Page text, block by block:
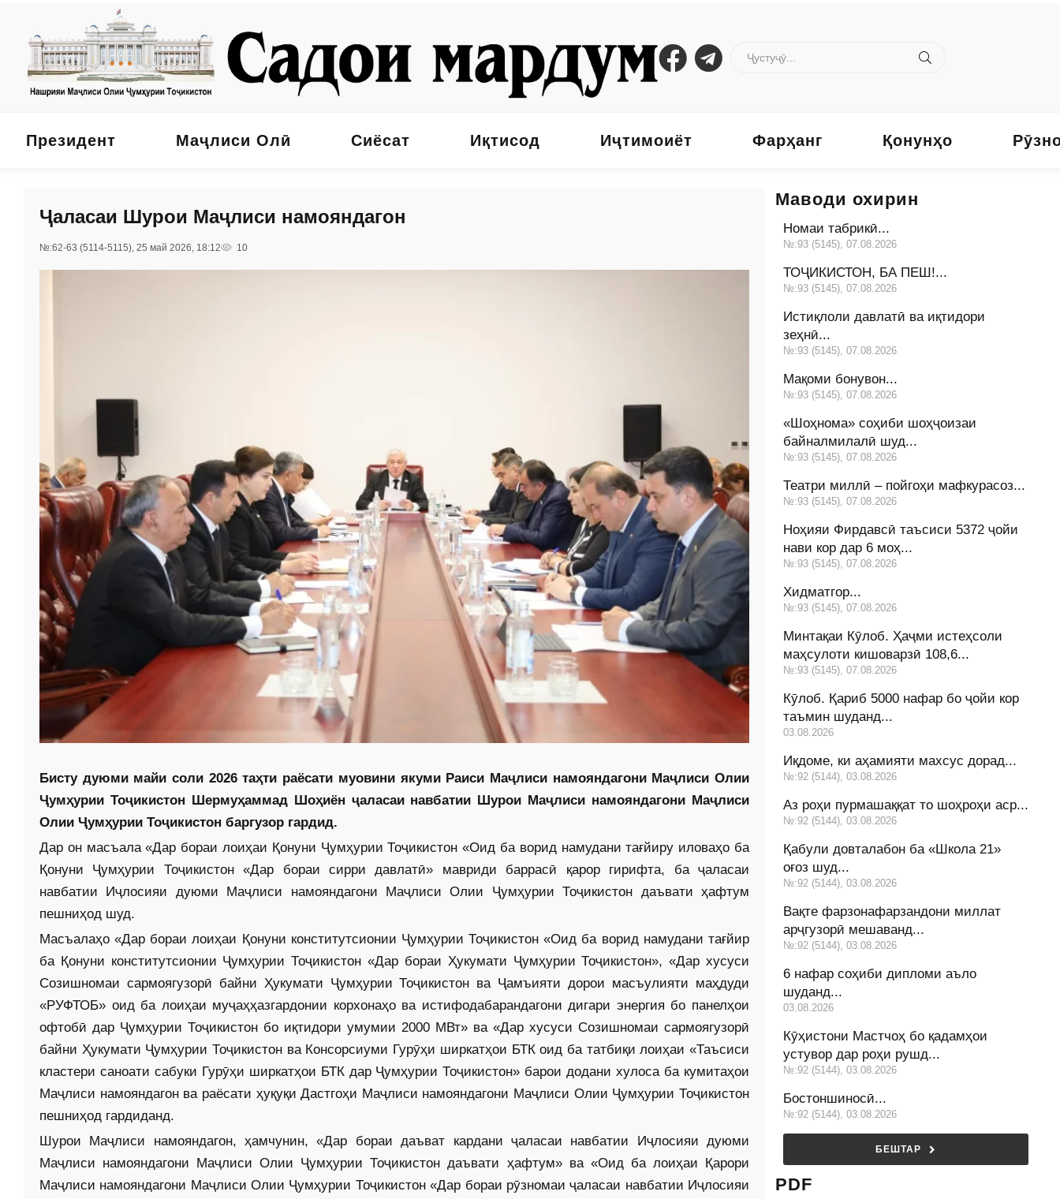
Президент Маҷлиси Олӣ Сиёсат Иқтисод Иҷтимоиёт Фарҳанг Қонунҳо
Ҷаласаи Шурои Маҷлиси намояндагон
№:62-63 (5114-5115), 25 май 2026, 18:12 10
Бисту дуюми майи соли 2026 таҳти раёсати муовини якуми Раиси Маҷлиси намояндагони Маҷлиси Олии
Ҷумҳурии Тоҷикистон Шермуҳаммад Шоҳиён ҷаласаи навбатии Шурои Маҷлиси намояндагони Маҷлиси
Олии Ҷумҳурии Тоҷикистон баргузор гардид.
Дар он масъала «Дар бораи лоиҳаи Қонуни Ҷумҳурии Тоҷикистон «Оид ба ворид намудани тағйиру иловаҳо ба
Қонуни Ҷумҳурии Тоҷикистон «Дар бораи сирри давлатӣ» мавриди баррасӣ қарор гирифта, ба ҷаласаи
навбатии Иҷлосияи дуюми Маҷлиси намояндагони Маҷлиси Олии Ҷумҳурии Тоҷикистон даъвати ҳафтум
пешниҳод шуд.
Масъалаҳо «Дар бораи лоиҳаи Қонуни конститутсионии Ҷумҳурии Тоҷикистон «Оид ба ворид намудани тағйир
ба Қонуни конститутсионии Ҷумҳурии Тоҷикистон «Дар бораи Ҳукумати Ҷумҳурии Тоҷикис­тон», «Дар хусуси
Созишномаи сармоягузорӣ байни Ҳукумати Ҷумҳурии Тоҷикистон ва Ҷамъияти дорои масъулияти маҳдуди
«РУФТОБ» оид ба лоиҳаи муҷаҳҳазгардонии корхонаҳо ва истифодабарандагони дигари энергия бо панелҳои
офтобӣ дар Ҷумҳурии Тоҷикистон бо иқтидори умумии 2000 МВт» ва «Дар хусуси Созишномаи сармоягузорӣ
байни Ҳукумати Ҷумҳурии Тоҷикистон ва Консорсиуми Гурӯҳи ширкатҳои БТК оид ба татбиқи лоиҳаи «Таъсиси
кластери саноати сабуки Гурӯҳи ширкатҳои БТК дар Ҷумҳурии Тоҷикис­тон» барои додани хулоса ба кумитаҳои
Маҷлиси намояндагон ва раёсати ҳуқуқи Дастгоҳи Маҷлиси намояндагони Маҷлиси Олии Ҷумҳурии Тоҷикистон
пешниҳод гардиданд.
Шурои Маҷлиси намояндагон, ҳамчунин, «Дар бораи даъват кардани ҷаласаи навбатии Иҷлосияи дуюми
Маҷлиси намояндагони Маҷлиси Олии Ҷумҳурии Тоҷикистон даъвати ҳафтум» ва «Оид ба лоиҳаи Қарори
Маҷлиси намояндагони Маҷлиси Олии Ҷумҳурии Тоҷикистон «Дар бораи рӯзномаи ҷаласаи навбатии Иҷлосияи
Маводи охирин
Номаи табрикӣ...
№:93 (5145), 07.08.2026
ТОҶИКИСТОН, БА ПЕШ!...
№:93 (5145), 07.08.2026
Истиқлоли давлатӣ ва иқтидори
зеҳнӣ...
№:93 (5145), 07.08.2026
Мақоми бонувон...
№:93 (5145), 07.08.2026
«Шоҳнома» соҳиби шоҳҷоизаи
байналмилалӣ шуд...
№:93 (5145), 07.08.2026
Театри миллӣ – пойгоҳи мафкурасоз...
№:93 (5145), 07.08.2026
Ноҳияи Фирдавсӣ таъсиси 5372 ҷойи
нави кор дар 6 моҳ...
№:93 (5145), 07.08.2026
Хидматгор...
№:93 (5145), 07.08.2026
Минтақаи Кӯлоб. Ҳаҷми истеҳсоли
маҳсулоти кишоварзӣ 108,6...
№:93 (5145), 07.08.2026
Кӯлоб. Қариб 5000 нафар бо ҷойи кор
таъмин шуданд...
03.08.2026
Иқдоме, ки аҳамияти махсус дорад...
№:92 (5144), 03.08.2026
Аз роҳи пурмашаққат то шоҳроҳи аср...
№:92 (5144), 03.08.2026
Қабули довталабон ба «Школа 21»
оғоз шуд...
№:92 (5144), 03.08.2026
Вақте фарзонафарзандони миллат
арҷгузорӣ мешаванд...
№:92 (5144), 03.08.2026
6 нафар соҳиби дипломи аъло
шуданд...
03.08.2026
Кӯҳистони Мастчоҳ бо қадамҳои
устувор дар роҳи рушд...
№:92 (5144), 03.08.2026
Бостоншиносӣ...
№:92 (5144), 03.08.2026
БЕШТАР
PDF